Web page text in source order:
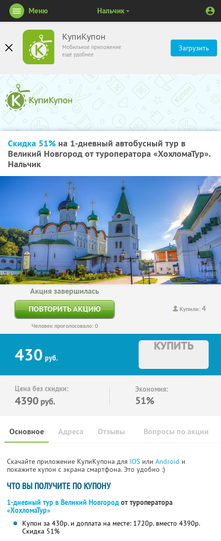
КупиКупон
Мобильное приложение
ещё удобнее
Загрузить
Меню Нальчик
Скидка 51% на 1-дневный автобусный тур в
Великий Новгород от туроператора «ХохломаТур».
Нальчик
Купили:4
Акция завершилась
ПОВТОРИТЬ АКЦИЮ
Человек проголосовало: 0
430 руб.
КУПИТЬ
Цена без скидки:
4390 руб.
Экономия:
51%
Основное Отзывы Вопросы по акции
Адреса
Скачайте приложение КупиКупона для IOS или Android и
покажите купон с экрана смартфона. Это удобно :)
ЧТО ВЫ ПОЛУЧИТЕ ПО КУПОНУ
1-дневный тур в Великий Новгород от туроператора
«ХохломаТур»
Купон за 430р. и доплата на месте: 1720р. вместо 4390р.
Скидка 51%